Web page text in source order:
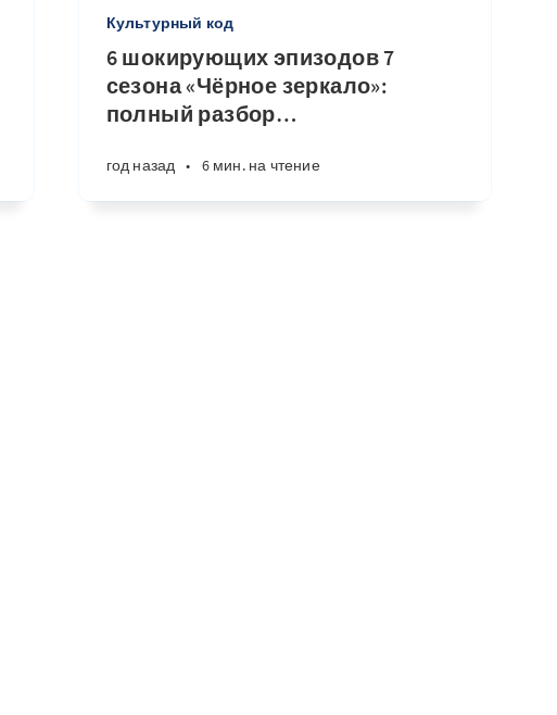
Культурный код
6 шокирующих эпизодов 7
сезона «Чёрное зеркало»:
полный разбор…
год назад • 6 мин. на чтение